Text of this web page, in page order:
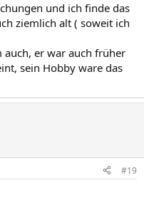
und ich finde das
ziemlich alt ( soweit ich
er war auch früher
sein Hobby ware das
#19